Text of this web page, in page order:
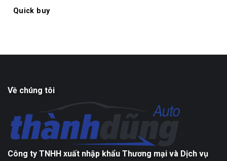
Quick buy
Về chúng tôi
Công ty TNHH xuất nhập khẩu Thương mại và Dịch vụ